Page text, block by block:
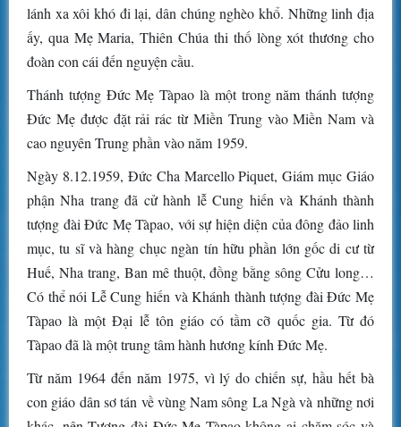
lánh xa xôi khó đi lại, dân chúng nghèo khổ. Những linh địa
ấy, qua Mẹ Maria, Thiên Chúa thi thố lòng xót thương cho
đoàn con cái đến nguyện cầu.
Thánh tượng Đức Mẹ Tàpao là một trong năm thánh tượng
Đức Mẹ được đặt rải rác từ Miền Trung vào Miền Nam và
cao nguyên Trung phần vào năm 1959.
Ngày 8.12.1959, Đức Cha Marcello Piquet, Giám mục Giáo
phận Nha trang đã cử hành lễ Cung hiến và Khánh thành
tượng đài Đức Mẹ Tàpao, với sự hiện diện của đông đảo linh
mục, tu sĩ và hàng chục ngàn tín hữu phần lớn gốc di cư từ
Huế, Nha trang, Ban mê thuột, đồng bằng sông Cửu long…
Có thể nói Lễ Cung hiến và Khánh thành tượng đài Đức Mẹ
Tàpao là một Đại lễ tôn giáo có tầm cỡ quốc gia. Từ đó
Tàpao đã là một trung tâm hành hương kính Đức Mẹ.
Từ năm 1964 đến năm 1975, vì lý do chiến sự, hầu hết bà
con giáo dân sơ tán về vùng Nam sông La Ngà và những nơi